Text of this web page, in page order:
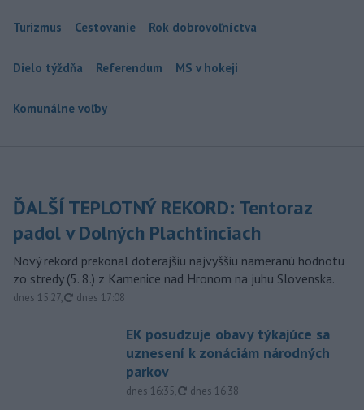
Turizmus Cestovanie Rok dobrovoľníctva
Dielo týždňa Referendum MS v hokeji
Komunálne voľby
ĎALŠÍ TEPLOTNÝ REKORD: Tentoraz
padol v Dolných Plachtinciach
Nový rekord prekonal doterajšiu najvyššiu nameranú hodnotu
zo stredy (5. 8.) z Kamenice nad Hronom na juhu Slovenska.
dnes 15:27, aktualizované
dnes 17:08
EK posudzuje obavy týkajúce sa
uznesení k zonáciám národných
parkov
dnes 16:35, aktualizované
dnes 16:38